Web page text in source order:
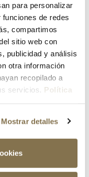
para personalizar
de redes
compartimos
sitio web con
publicidad y análisis
otra información
recopilado a
servicios. Política
Mostrar detalles